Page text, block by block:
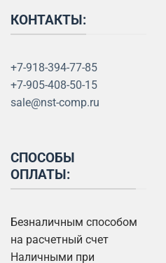
КОНТАКТЫ:
+7-918-394-77-85
+7-905-408-50-15
sale@nst-comp.ru
СПОСОБЫ
ОПЛАТЫ:
Безналичным способом
на расчетный счет
Наличными при